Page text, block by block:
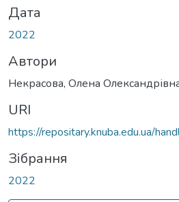
Дата
2022
Автори
Некрасова, Олена
URI
https://repositary.knuba.edu.ua/
Зібрання
2022